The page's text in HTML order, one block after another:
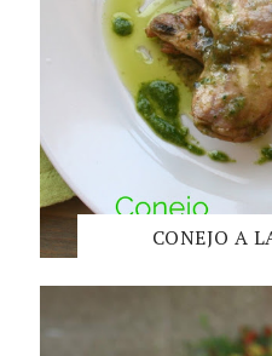
CONEJO A